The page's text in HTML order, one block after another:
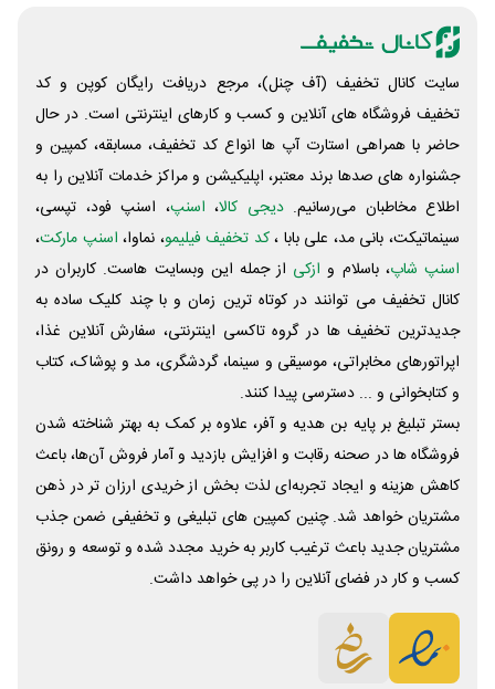
سایت کانال تخفیف (آف چنل)، مرجع دریافت رایگان کوپن و کد
تخفیف فروشگاه های آنلاین و کسب و‌ کارهای اینترنتی است. در حال
حاضر با همراهی استارت آپ ها انواع کد تخفیف، مسابقه، کمپین و
جشنواره های صدها برند معتبر، اپلیکیشن و مراکز خدمات آنلاین را به
اطلاع مخاطبان می‌رسانیم. دیجی کالا، اسنپ، اسنپ فود، تپسی،
سینماتیکت، بانی مد، علی‌ بابا ،کد تخفیف فیلیمو، نماوا، اسنپ مارکت،
اسنپ شاپ، باسلام و ازکی از جمله این وبسایت ‌هاست. کاربران در
کانال تخفیف می توانند در کوتاه ترین زمان و با چند کلیک ساده به
جدیدترین تخفیف ها در گروه تاکسی اینترنتی، سفارش آنلاین غذا،
اپراتورهای مخابراتی، موسیقی و سینما، گردشگری، مد و پوشاک، کتاب
و کتابخوانی و ... دسترسی پیدا کنند.
بستر تبلیغ بر پایه بن هدیه و آفر، علاوه بر کمک به بهتر شناخته شدن
فروشگاه ها در صحنه رقابت و افزایش بازدید و آمار فروش آن‌ها، باعث
کاهش هزینه و ایجاد تجربه‌ای لذت بخش از خریدی ارزان تر در ذهن
مشتریان خواهد شد. چنین کمپین های تبلیغی و تخفیفی ضمن جذب
مشتریان جدید باعث ترغیب کاربر به خرید مجدد شده و توسعه و رونق
کسب و کار در فضای آنلاین را در پی خواهد داشت.